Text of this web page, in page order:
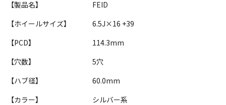
【製品名】
FEID
【ホイールサイズ】
6.5J×16 +39
【PCD】
114.3mm
【穴数】
5穴
【ハブ径】
60.0mm
【カラー】
シルバー系